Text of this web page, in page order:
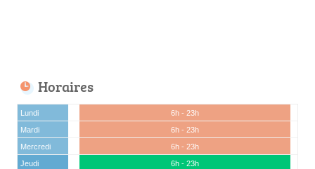
Horaires
Lundi
6h - 23h
Mardi
6h - 23h
Mercredi
6h - 23h
Jeudi
6h - 23h